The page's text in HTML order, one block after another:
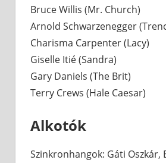
Bruce Willis (Mr. Church)
Arnold Schwarzenegger
Charisma Carpenter (Lacy)
Giselle Itié (Sandra)
Gary Daniels (The Brit)
Terry Crews (Hale Caesar)
Alkotók
Szinkronhangok: Gáti Oszkár,